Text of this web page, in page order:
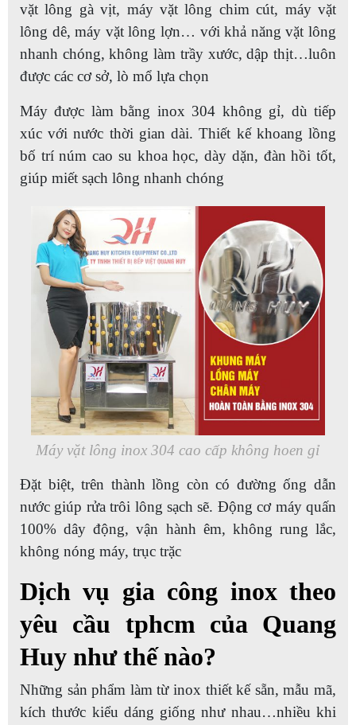
vặt lông gà vịt, máy vặt lông chim cút, máy vặt
lông dê, máy vặt lông lợn… với khả năng vặt lông
nhanh chóng, không làm trầy xước, dập thịt…luôn
được các cơ sở, lò mổ lựa chọn
Máy được làm bằng inox 304 không gỉ, dù tiếp
xúc với nước thời gian dài. Thiết kế khoang lồng
bố trí núm cao su khoa học, dày dặn, đàn hồi tốt,
giúp miết sạch lông nhanh chóng
Máy vặt lông inox 304 cao cấp không hoen gỉ
Đặt biệt, trên thành lồng còn có đường ống dẫn
nước giúp rửa trôi lông sạch sẽ. Động cơ máy quấn
100% dây động, vận hành êm, không rung lắc,
không nóng máy, trục trặc
Dịch vụ gia công inox theo
yêu cầu tphcm của Quang
Huy như thế nào?
Những sản phẩm làm từ inox thiết kế sẵn, mẫu mã,
kích thước kiểu dáng giống như nhau…nhiều khi